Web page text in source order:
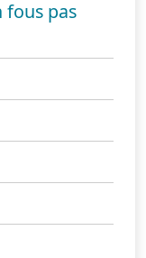
fous pas